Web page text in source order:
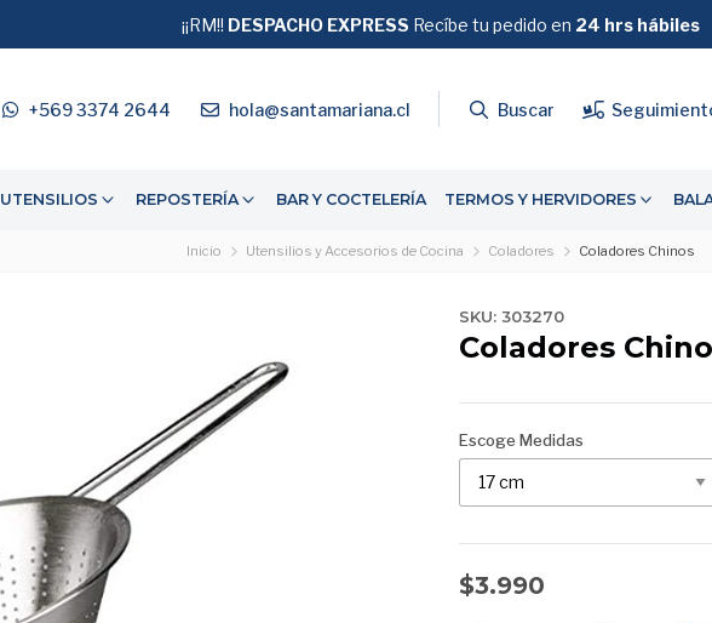
+569 3374 2644 hola@santamariana.cl Buscar
UTENSILIOS REPOSTERÍA BAR Y COCTELERÍA TERMOS Y HERVIDORES
GRATIS SOBRE $39.990
¡¡RM!! DESPACHO EXPRESS Recíbe tu pedido en 24 hrs hábiles
Inicio Utensilios y Accesorios de Cocina Coladores Coladores Chinos
SKU: 303270
Coladores
Escoge Medidas
$3.990